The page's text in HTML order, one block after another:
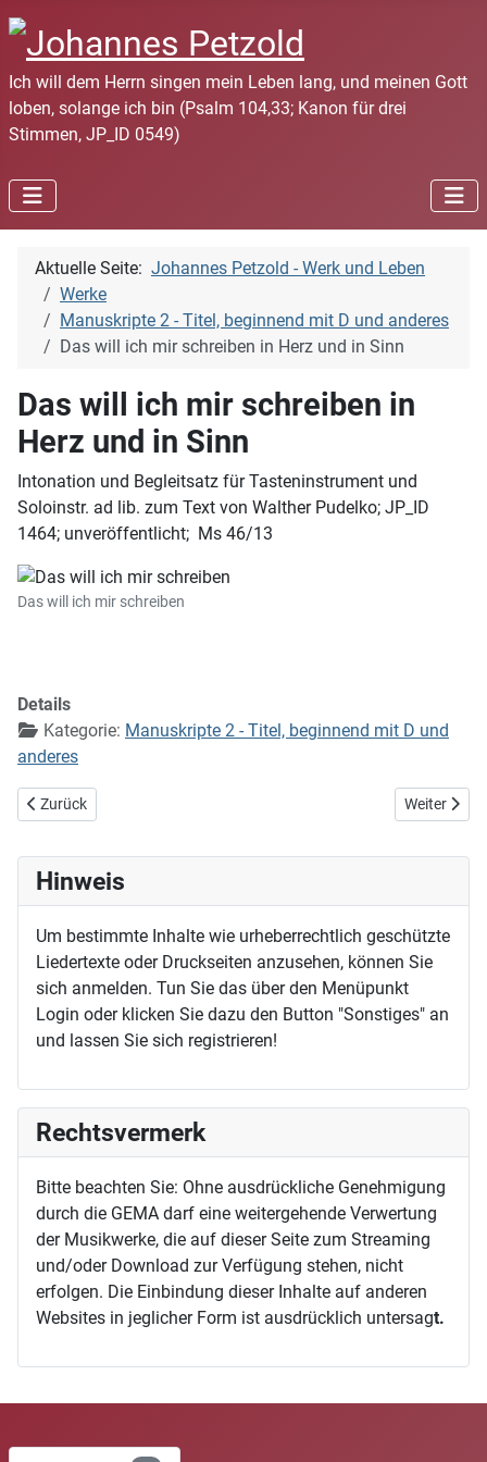
Ich will dem Herrn singen mein Leben lang, und meinen Gott
loben, solange ich bin (Psalm 104,33; Kanon für drei
Stimmen, JP_ID 0549)
Aktuelle Seite: Johannes Petzold - Werk und Leben
Werke
Manuskripte 2 - Titel, beginnend mit D und anderes
Das will ich mir schreiben in Herz und in Sinn
Das will ich mir schreiben in
Herz und in Sinn
Intonation und Begleitsatz für Tasteninstrument und
Soloinstr. ad lib. zum Text von Walther Pudelko; JP_ID
1464; unveröffentlicht; Ms 46/13
Das will ich mir schreiben
Details
Kategorie: Manuskripte 2 - Titel, beginnend mit D und
anderes
Vorheriger Beitrag: Das Volk, das in der Finsternis wandelt
Zurück Nächster
Weiter
Hinweis
Um bestimmte Inhalte wie urheberrechtlich geschützte
Liedertexte oder Druckseiten anzusehen, können Sie
sich anmelden. Tun Sie das über den Menüpunkt
Login oder klicken Sie dazu den Button "Sonstiges" an
und lassen Sie sich registrieren!
Rechtsvermerk
Bitte beachten Sie: Ohne ausdrückliche Genehmigung
durch die GEMA darf eine weitergehende Verwertung
der Musikwerke, die auf dieser Seite zum Streaming
und/oder Download zur Verfügung stehen, nicht
erfolgen. Die Einbindung dieser Inhalte auf anderen
Websites in jeglicher Form ist ausdrücklich untersagt.